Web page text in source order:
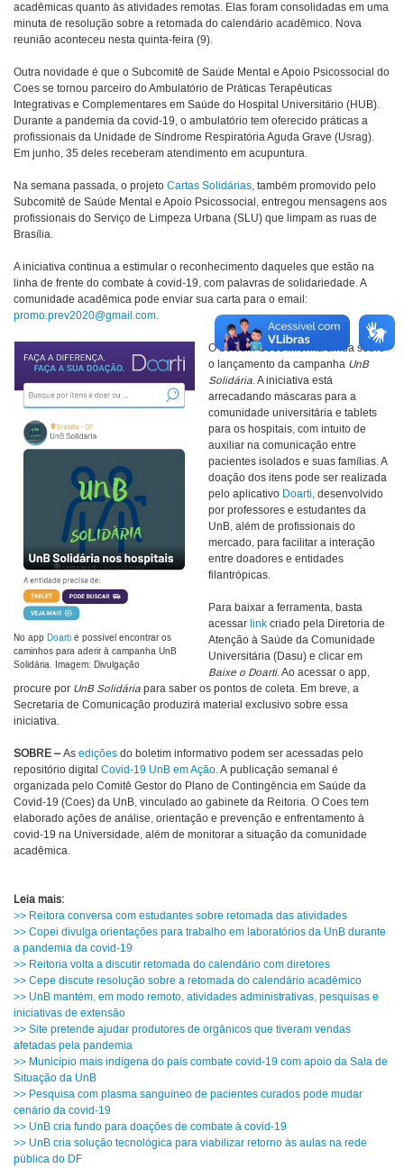
acadêmicas quanto às atividades remotas. Elas foram consolidadas em uma
minuta de resolução sobre a retomada do calendário acadêmico. Nova
reunião aconteceu nesta quinta-feira (9).
Outra novidade é que o Subcomitê de Saúde Mental e Apoio Psicossocial do
Coes se tornou parceiro do Ambulatório de Práticas Terapêuticas
Integrativas e Complementares em Saúde do Hospital Universitário (HUB).
Durante a pandemia da covid-19, o ambulatório tem oferecido práticas a
profissionais da Unidade de Síndrome Respiratória Aguda Grave (Usrag).
Em junho, 35 deles receberam atendimento em acupuntura.
Na semana passada, o projeto Cartas Solidárias, também promovido pelo
Subcomitê de Saúde Mental e Apoio Psicossocial, entregou mensagens aos
profissionais do Serviço de Limpeza Urbana (SLU) que limpam as ruas de
Brasília.
A iniciativa continua a estimular o reconhecimento daqueles que estão na
linha de frente do combate à covid-19, com palavras de solidariedade. A
comunidade acadêmica pode enviar sua carta para o email:
promo.prev2020@gmail.com.
No app Doarti é possível encontrar os
caminhos para aderir à campanha UnB
Solidária. Imagem: Divulgação
O boletim Coes informa ainda sobre
o lançamento da campanha UnB
Solidária. A iniciativa está
arrecadando máscaras para a
comunidade universitária e tablets
para os hospitais, com intuito de
auxiliar na comunicação entre
pacientes isolados e suas famílias. A
doação dos itens pode ser realizada
pelo aplicativo Doarti, desenvolvido
por professores e estudantes da
UnB, além de profissionais do
mercado, para facilitar a interação
entre doadores e entidades
filantrópicas.
Para baixar a ferramenta, basta
acessar link criado pela Diretoria de
Atenção à Saúde da Comunidade
Universitária (Dasu) e clicar em
Baixe o Doarti. Ao acessar o app,
procure por UnB Solidária para saber os pontos de coleta. Em breve, a
Secretaria de Comunicação produzirá material exclusivo sobre essa
iniciativa.
SOBRE –As edições do boletim informativo podem ser acessadas pelo
repositório digital Covid-19 UnB em Ação. A publicação semanal é
organizada pelo Comitê Gestor do Plano de Contingência em Saúde da
Covid-19 (Coes) da UnB, vinculado ao gabinete da Reitoria. O Coes tem
elaborado ações de análise, orientação e prevenção e enfrentamento à
covid-19 na Universidade, além de monitorar a situação da comunidade
acadêmica.
Leia mais:
>> Reitora conversa com estudantes sobre retomada das atividades
>> Copei divulga orientações para trabalho em laboratórios da UnB durante
a pandemia da covid-19
>> Reitoria volta a discutir retomada do calendário com diretores
>> Cepe discute resolução sobre a retomada do calendário acadêmico
>> UnB mantém, em modo remoto, atividades administrativas, pesquisas e
iniciativas de extensão
>> Site pretende ajudar produtores de orgânicos que tiveram vendas
afetadas pela pandemia
>> Município mais indígena do país combate covid-19 com apoio da Sala de
Situação da UnB
>> Pesquisa com plasma sanguíneo de pacientes curados pode mudar
cenário da covid-19
>> UnB cria fundo para doações de combate à covid-19
>> UnB cria solução tecnológica para viabilizar retorno às aulas na rede
pública do DF